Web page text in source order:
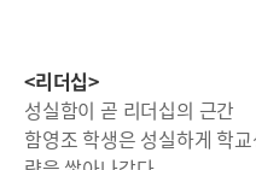
<리더십>
성실함이 곧 리더십의 근간
함영조 학생은 성실하게 학